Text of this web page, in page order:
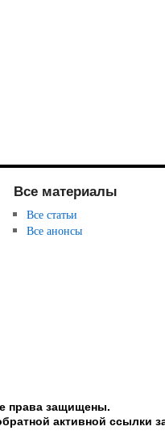
Все материалы
Все статьи
Все анонсы
права защищены.
активной ссылки